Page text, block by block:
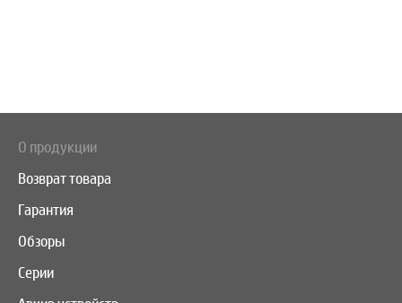
О продукции
Возврат товара
Гарантия
Обзоры
Серии